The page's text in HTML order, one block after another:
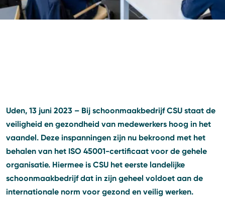
Uden, 13 juni 2023 – Bij schoonmaakbedrijf CSU staat de
veiligheid en gezondheid van medewerkers hoog in het
vaandel. Deze inspanningen zijn nu bekroond met het
behalen van het ISO 45001-certificaat voor de gehele
organisatie. Hiermee is CSU het eerste landelijke
schoonmaakbedrijf dat in zijn geheel voldoet aan de
internationale norm voor gezond en veilig werken.